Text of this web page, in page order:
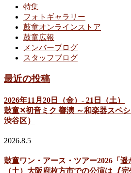
特集
フォトギャラリー
鼓童オンラインストア
鼓童広報
メンバーブログ
スタッフブログ
最近の投稿
2026年11月20日（金）- 21日（土）
鼓童✕初音ミク 響演 ～和楽器スペ
渋谷区）
2026.8.5
鼓童ワン・アース・ツアー2026「遥
（土）大阪府枚方市での公演は 【完